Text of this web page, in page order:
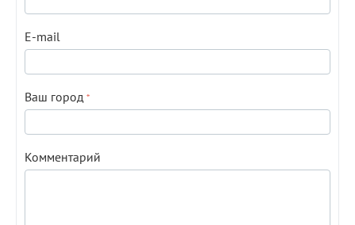
E-mail
Ваш город
Комментарий